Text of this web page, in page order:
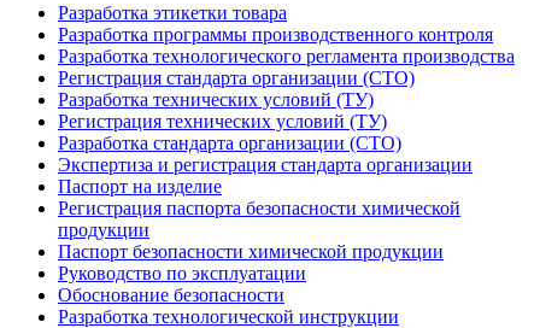
Разработка этикетки товара
Разработка программы производственного контроля
Разработка технологического регламента производства
Регистрация стандарта организации (СТО)
Разработка технических условий (ТУ)
Регистрация технических условий (ТУ)
Разработка стандарта организации (СТО)
Экспертиза и регистрация стандарта организации
Паспорт на изделие
Регистрация паспорта безопасности химической
продукции
Паспорт безопасности химической продукции
Руководство по эксплуатации
Обоснование безопасности
Разработка технологической инструкции